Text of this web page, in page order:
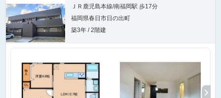
ＪＲ鹿児島本線/南福岡駅 歩17分
福岡県春日市日の出町
築3年 / 2階建